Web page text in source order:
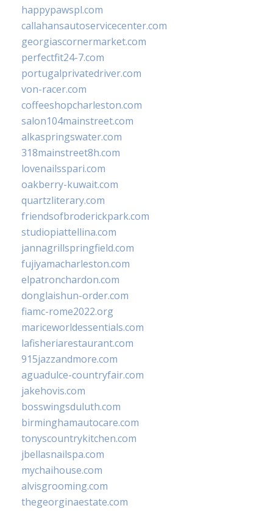
happypawspl.com
callahansautoservicecenter.com
georgiascornermarket.com
perfectfit24-7.com
portugalprivatedriver.com
von-racer.com
coffeeshopcharleston.com
salon104mainstreet.com
alkaspringswater.com
318mainstreet8h.com
lovenailsspari.com
oakberry-kuwait.com
quartzliterary.com
friendsofbroderickpark.com
studiopiattellina.com
jannagrillspringfield.com
fujiyamacharleston.com
elpatronchardon.com
donglaishun-order.com
fiamc-rome2022.org
mariceworldessentials.com
lafisheriarestaurant.com
915jazzandmore.com
aguadulce-countryfair.com
jakehovis.com
bosswingsduluth.com
birminghamautocare.com
tonyscountrykitchen.com
jbellasnailspa.com
mychaihouse.com
alvisgrooming.com
thegeorginaestate.com